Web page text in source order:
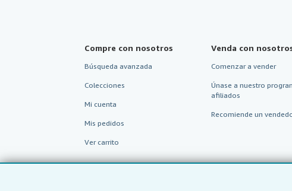
Compre con nosotros
Búsqueda avanzada
Colecciones
Mi cuenta
Mis pedidos
Ver carrito
Venda con
Comenzar a vender
Únase a nuestro
afiliados
Recomiende un